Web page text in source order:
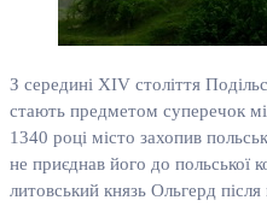
З середині XIV століття
стають предметом суперечок
1340 році місто захопив
не приєднав його до польської
литовський князь Ольгерд